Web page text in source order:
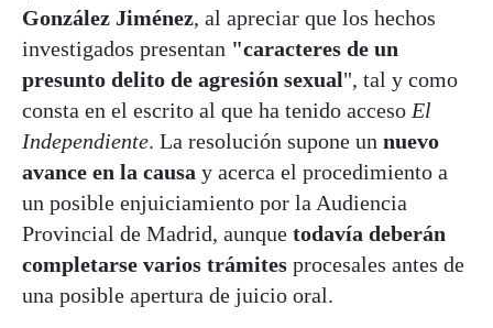
González Jiménez, al apreciar que los hechos
investigados presentan "caracteres de un
presunto delito de agresión sexual", tal y como
consta en el escrito al que ha tenido acceso El
Independiente. La resolución supone un nuevo
avance en la causa y acerca el procedimiento a
un posible enjuiciamiento por la Audiencia
Provincial de Madrid, aunque todavía deberán
completarse varios trámites procesales antes de
una posible apertura de juicio oral.